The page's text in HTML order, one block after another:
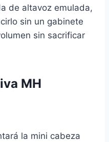
de altavoz emulada,
sin un gabinete
sin sacrificar
MH
la mini cabeza